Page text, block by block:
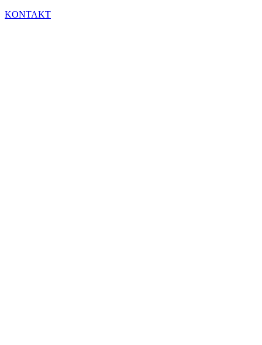
KONTAKT